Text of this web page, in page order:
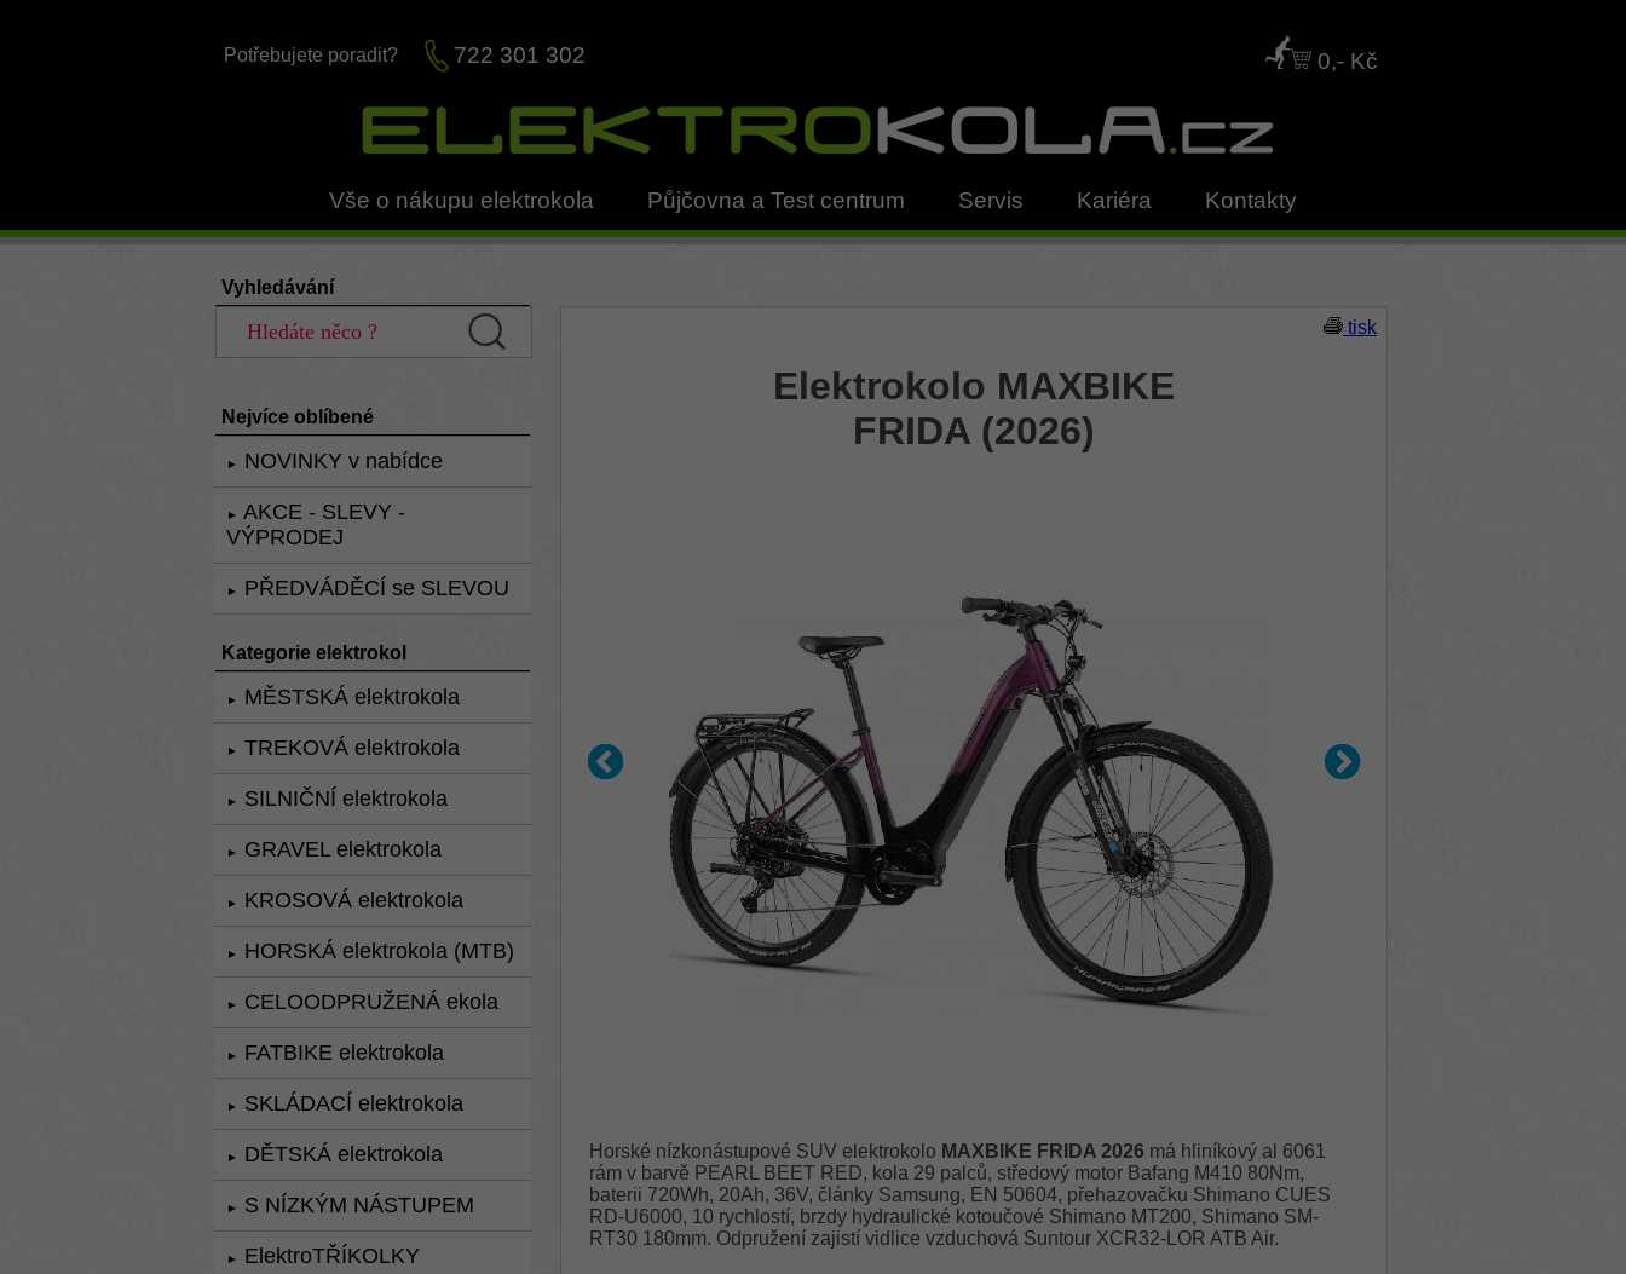
Potřebujete poradit? 722 301 302 0,- Kč
Vše o nákupu elektrokola Půjčovna a Test centrum Servis Kariéra Kontakty
Vyhledávání
Nejvíce oblíbené
► NOVINKY v nabídce
►
AKCE - SLEVY -
VÝPRODEJ
► PŘEDVÁDĚCÍ se SLEVOU
Kategorie elektrokol
► MĚSTSKÁ elektrokola
► TREKOVÁ elektrokola
► SILNIČNÍ elektrokola
► GRAVEL elektrokola
► KROSOVÁ elektrokola
► HORSKÁ elektrokola (MTB)
► CELOODPRUŽENÁ ekola
► FATBIKE elektrokola
► SKLÁDACÍ elektrokola
► DĚTSKÁ elektrokola
► S NÍZKÝM NÁSTUPEM
► ElektroTŘÍKOLKY
tisk
Elektrokolo MAXBIKE
FRIDA (2026)
Horské nízkonástupové SUV elektrokolo MAXBIKE FRIDA 2026 má hliníkový al 6061
rám v barvě PEARL BEET RED, kola 29 palců, středový motor Bafang M410 80Nm,
baterii 720Wh, 20Ah, 36V, články Samsung, EN 50604, přehazovačku Shimano CUES
RD-U6000, 10 rychlostí, brzdy hydraulické kotoučové Shimano MT200, Shimano SM-
RT30 180mm. Odpružení zajistí vidlice vzduchová Suntour XCR32-LOR ATB Air.